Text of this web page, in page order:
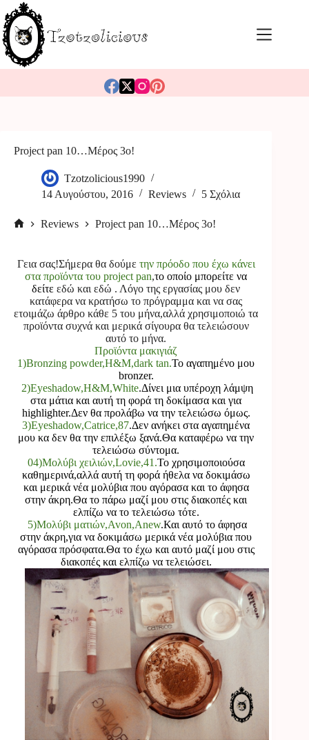
Μετάβαση
στο
περιεχόμενο
Project pan 10…Μέρος 3ο!
Tzotzolicious1990
14 Αυγούστου, 2016
Reviews 5 Σχόλια
Reviews Project pan 10…Μέρος 3ο!
Γεια σας!Σήμερα θα δούμε την πρόοδο που έχω κάνει
στα προϊόντα του project pan,το οποίο μπορείτε να
δείτε εδώ καιεδώ . Λόγο της εργασίας μου δεν
κατάφερα να κρατήσω το πρόγραμμα και να σας
ετοιμάζω άρθρο κάθε 5 του μήνα,αλλά χρησιμοποιώ τα
προϊόντα συχνά και μερικά σίγουρα θα τελειώσουν
αυτό το μήνα.
Προϊόντα μακιγιάζ
1)Bronzing powder,H&M,dark tan.Το αγαπημένο μου
bronzer.
2)Eyeshadow,H&M,White.Δίνει μια υπέροχη λάμψη
στα μάτια και αυτή τη φορά τη δοκίμασα και για
highlighter.Δεν θα προλάβω να την τελειώσω όμως.
3)Eyeshadow,Catrice,87.Δεν ανήκει στα αγαπημένα
μου κα δεν θα την επιλέξω ξανά.Θα καταφέρω να την
τελειώσω σύντομα.
04)Μολύβι χειλιών,Lovie,41.Το χρησιμοποιούσα
καθημερινά,αλλά αυτή τη φορά ήθελα να δοκιμάσω
και μερικά νέα μολύβια που αγόρασα και το άφησα
στην άκρη.Θα το πάρω μαζί μου στις διακοπές και
ελπίζω να το τελειώσω τότε.
5)Μολύβι ματιών,Avon,Anew.Και αυτό το άφησα
στην άκρη,για να δοκιμάσω μερικά νέα μολύβια που
αγόρασα πρόσφατα.Θα το έχω και αυτό μαζί μου στις
διακοπές και ελπίζω να τελειώσει.